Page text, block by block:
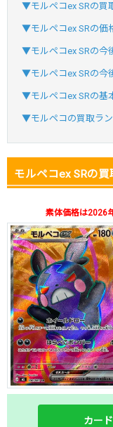
おりパンダ
・新規
オリパスタジアム
・
オリくじ
・新
・初回
TORAオリパ
・リリ
・新規
▼モルペコex SRの買
▼モルペコex SRの価
▼モルペコex SRの今
▼モルペコex SRの今
▼モルペコex SRの基
▼モルペコの買取ラ
モルペコex SRの
素体価格は2026
カー